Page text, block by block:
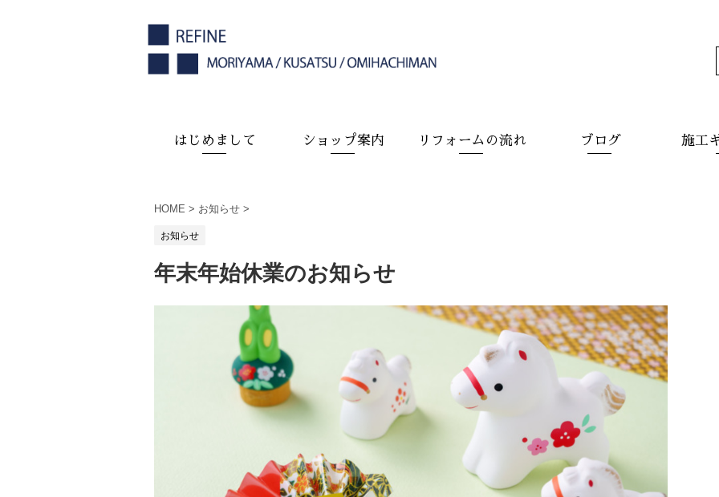
はじめまして ショップ案内 リフォームの流れ ブログ 施工
HOME > お知らせ >
お知らせ
年末年始休業のお知らせ